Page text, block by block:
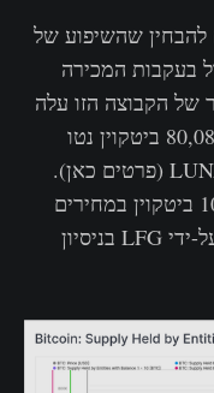
להבחין שהשיפוע של
בעקבות המכירה
של הקבוצה הזו עלה
ב-80,724 ביטקוין, דומה להפליא ל-80,081 ביטקוין נטו
שהונזלו על-ידי LUNA Foundation guard (פרטים כאן).
דהיינו, הביקוש העולה מישויות ה<100 ביטקוין במחירים
נמוכים יותר קיזז את ההיצע שהונזל על-ידי LFG בניסיון